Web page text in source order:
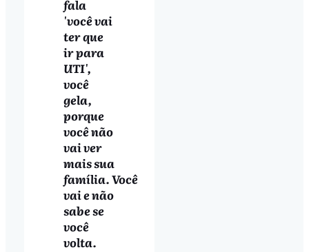
fala
'você vai
ter que
ir para
UTI',
você
gela,
porque
você não
vai ver
mais sua
família. Você
vai e não
sabe se
você
volta.